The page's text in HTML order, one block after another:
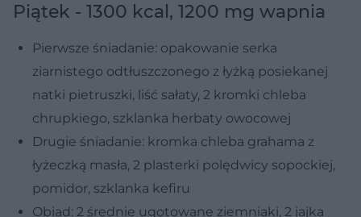
Piątek - 1300 kcal, 1200 mg wapnia
Pierwsze śniadanie: opakowanie serka
ziarnistego odtłuszczonego z łyżką posiekanej
natki pietruszki, liść sałaty, 2 kromki chleba
chrupkiego, szklanka herbaty owocowej
Drugie śniadanie: kromka chleba grahama z
łyżeczką masła, 2 plasterki polędwicy sopockiej,
pomidor, szklanka kefiru
Obiad: 2 średnie ugotowane ziemniaki, 2 jajka